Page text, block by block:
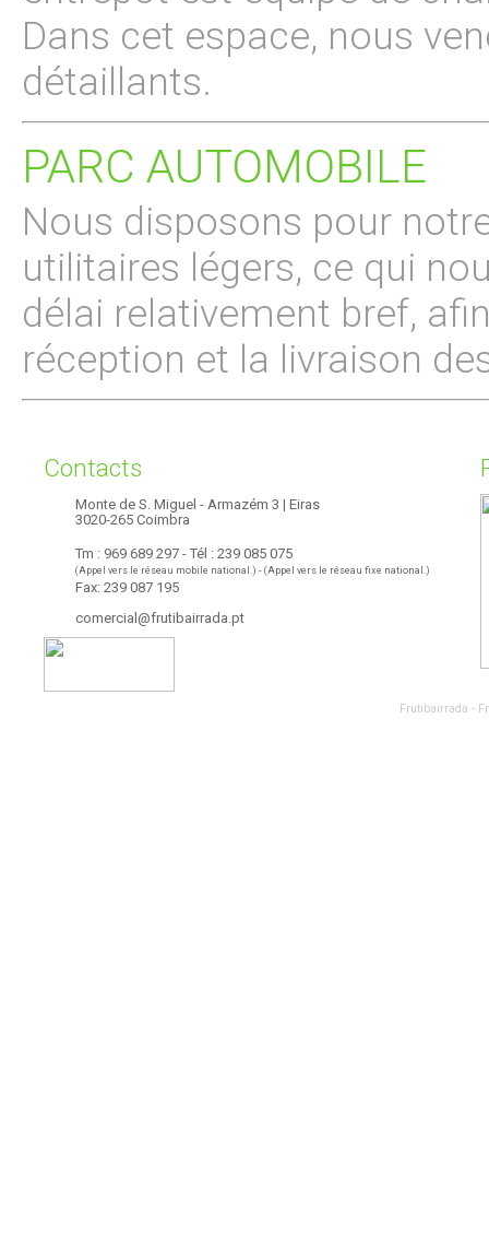
Dans cet espace, nous
détaillants.
PARC AUTOMOBILE
Nous disposons pour
utilitaires légers, ce qui
délai relativement bref,
réception et la livraison
Contacts
Monte de S. Miguel - Armazém 3 | Eiras
3020-265 Coimbra
Tm : 969 689 297 - Tél : 239 085 075
(Appel vers le réseau mobile national.) - (Appel vers le réseau fixe national.)
Fax: 239 087 195
comercial@frutibairrada.pt
Frutibairrada -